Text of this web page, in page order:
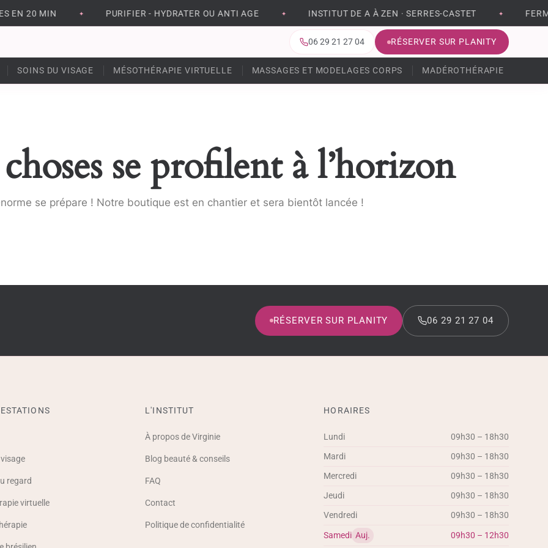
EN 20 MIN PURIFIER - HYDRATER OU ANTI AGE INSTITUT DE A À ZEN · SERRES-CASTET
06 29 21 27 04 RÉSERVER SUR PLANITY
SOINS DU VISAGE MÉSOTHÉRAPIE VIRTUELLE MASSAGES ET MODELAGES CORPS MADÉROTHÉRAPIE
se profilent à l’horizon
se prépare ! Notre boutique est en chantier et sera bientôt lancée !
RÉSERVER SUR PLANITY 06 29 21 27 04
regard
virtuelle
L'INSTITUT
À propos de Virginie
Blog beauté & conseils
FAQ
Contact
Politique de confidentialité
HORAIRES
Lundi
09h30 – 18h30
Mardi
09h30 – 18h30
Mercredi
09h30 – 18h30
Jeudi
09h30 – 18h30
Vendredi
09h30 – 18h30
Samedi Auj. 09h30 – 12h30